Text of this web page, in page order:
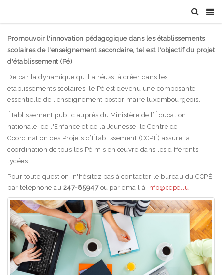
Promouvoir l'innovation pédagogique dans les établissements
scolaires de l'enseignement secondaire, tel est l'objectif du projet
d'établissement (Pé)
De par la dynamique qu’il a réussi à créer dans les
établissements scolaires, le Pé est devenu une composante
essentielle de l'enseignement postprimaire luxembourgeois.
Établissement public auprès du Ministère de l’Éducation
nationale, de l'Enfance et de la Jeunesse, le Centre de
Coordination des Projets d’Établissement (CCPÉ) assure la
coordination de tous les Pé mis en œuvre dans les différents
lycées.
Pour toute question, n'hésitez pas à contacter le bureau du CCPÉ
par téléphone au 247-85947ou par email à info@ccpe.lu